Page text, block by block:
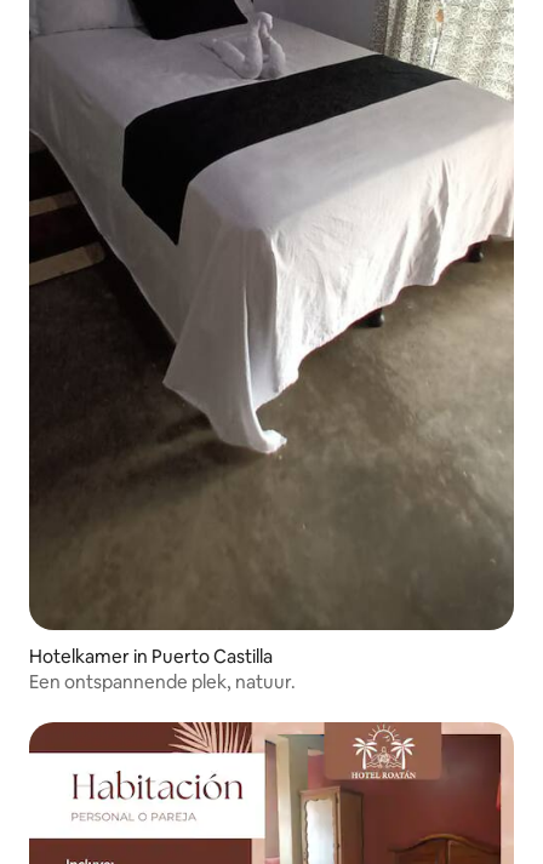
Hotelkamer in Puerto Castilla
Een ontspannende plek, natuur.